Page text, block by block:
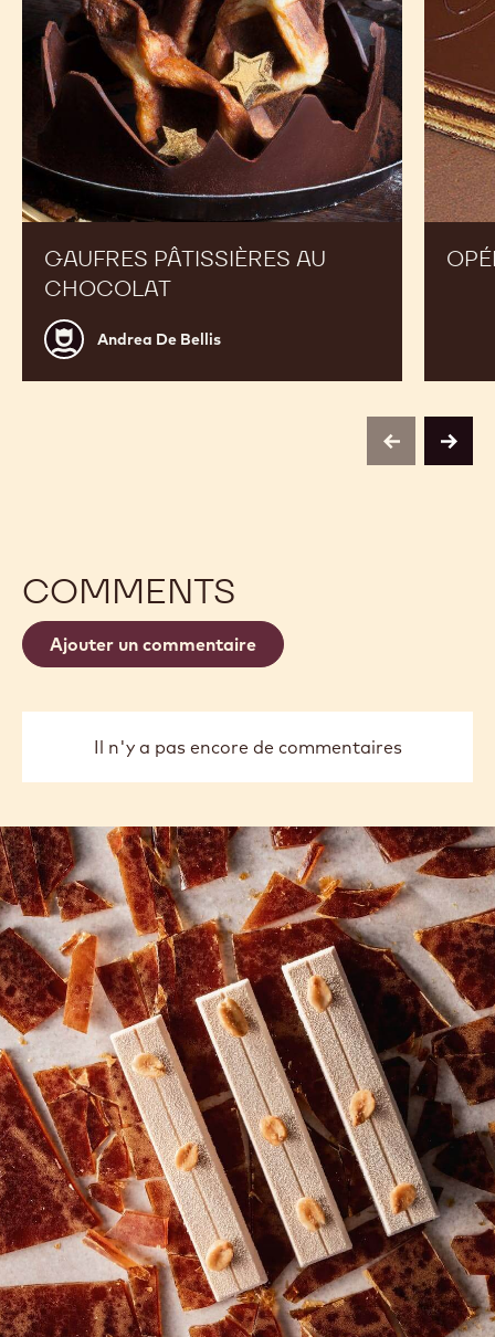
GAUFRES PÂTISSIÈRES AU
CHOCOLAT
Andrea
De
Bellis
Andrea De Bellis
previousnext
COMMENTS
Ajouter un commentaire
Il n'y a pas encore de commentaires